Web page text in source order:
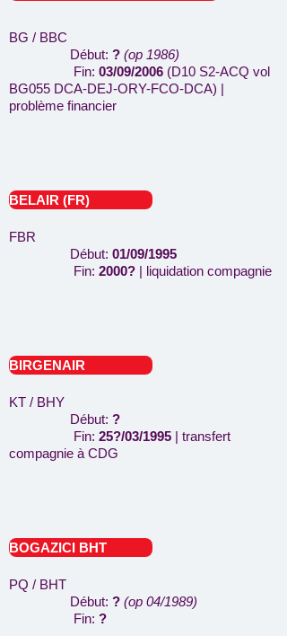
BG / BBC
Début: ? (op 1986)
Fin: 03/09/2006 (D10 S2-ACQ vol
BG055 DCA-DEJ-ORY-FCO-DCA) |
problème financier
BELAIR (FR)
FBR
Début: 01/09/1995
Fin: 2000? | liquidation compagnie
BIRGENAIR
KT / BHY
Début: ?
Fin: 25?/03/1995 | transfert
compagnie à CDG
BOGAZICI BHT
PQ / BHT
Début: ? (op 04/1989)
Fin: ?